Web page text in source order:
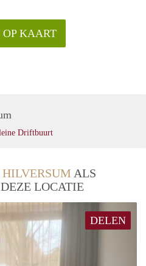
OP KAART
Driftbuurt
HILVERSUM ALS
LOCATIE
DELEN